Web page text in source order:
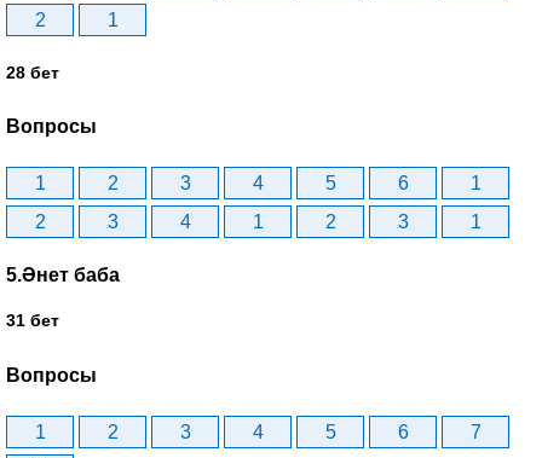
2
1
28 бет
Вопросы
1 2 3 4 5 6
1
2
3 4 1 2 3 1
5.Әнет баба
31 бет
Вопросы
1 2 3 4 5 6
7